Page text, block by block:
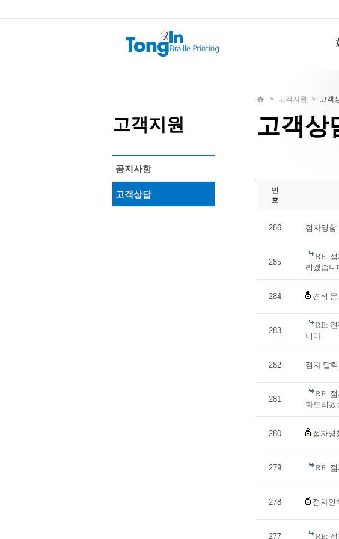
고객지원
공지사항
고객상담
> 고객지원 > 고객
고객상
번
호
286 점자명함
285
RE:
리겠습니
284 견적
283
RE:
니다.
282 점자 달
281
RE:
화드리겠
280 점자명
279 RE:
278 점자인
277 RE: